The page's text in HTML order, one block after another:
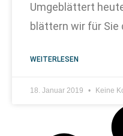
Umgeblättert
blättern wir für Sie
WEITERLESEN
18. Januar 2019 Keine